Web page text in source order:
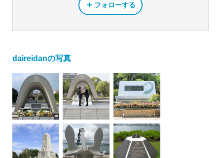
フォローする
daireidanの写真